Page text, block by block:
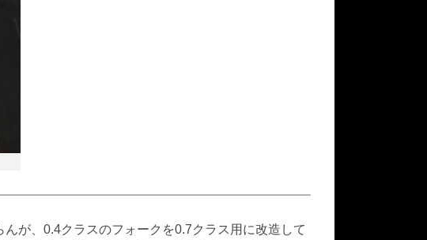
が、0.4クラスのフォークを0.7クラス用に改造して